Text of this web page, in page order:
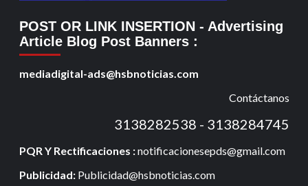
POST OR LINK INSERTION - Advertising
Article Blog Post Banners :
mediadigital-ads@hsbnoticias.com
Contáctanos
3138282538 - 3138284745
PQR Y Rectificaciones :notificacionesepds@gmail.com
Publicidad: Publicidad@hsbnoticias.com